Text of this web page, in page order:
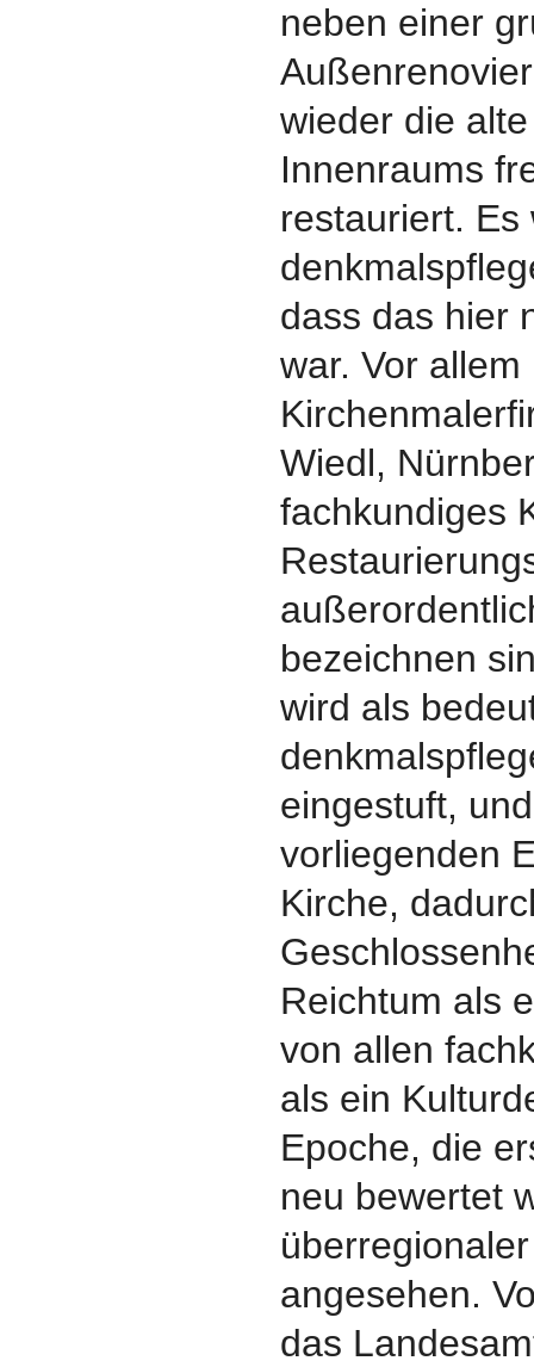
neben einer
wieder die
Innenraums
restauriert. Es
dass das hier
war. Vor
Wiedl,
fachkundiges
bezeichnen
wird als
eingestuft,
vorliegenden
Kirche,
Reichtum als
von allen
als ein
Epoche, die
neu bewertet
angesehen.
das